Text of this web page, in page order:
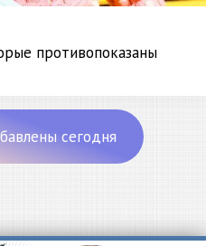
противопоказаны
сегодня